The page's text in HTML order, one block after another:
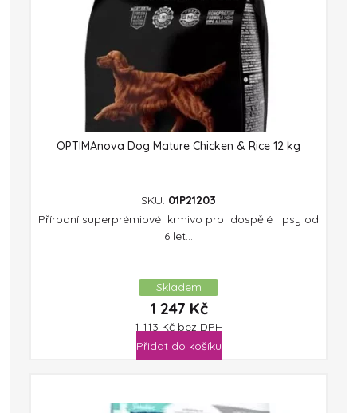
OPTIMAnova Dog Mature Chicken & Rice 12 kg
SKU: 01P21203
Přírodní superprémiové krmivo pro dospělé psy od
6 let...
Skladem
1 247 Kč
1 113 Kč bez DPH
Přidat do košíku